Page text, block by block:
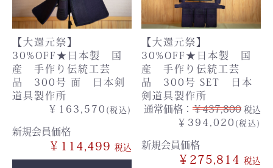
【大還元祭】
30%OFF★日本製 国
産 手作り伝統工芸
品 300号 面 日本剣
道具製作所
￥163,570 (税込)
新規会員価格
￥114,499
【大還元祭】
30%OFF★日本製 国
産 手作り伝統工芸
品 300号 SET 日本
剣道具製作所
通常価格： ￥437,800 税込
￥394,020 (税込)
新規会員価格
￥275,814